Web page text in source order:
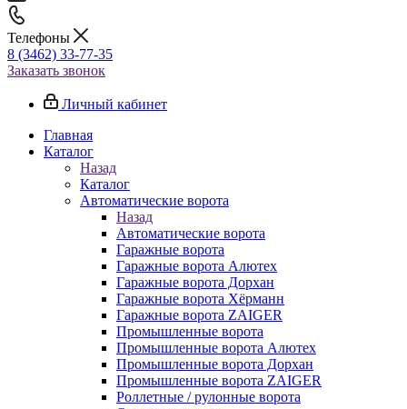
Телефоны
8 (3462) 33-77-35
Заказать звонок
Личный кабинет
Главная
Каталог
Назад
Каталог
Автоматические ворота
Назад
Автоматические ворота
Гаражные ворота
Гаражные ворота Алютех
Гаражные ворота Дорхан
Гаражные ворота Хёрманн
Гаражные ворота ZAIGER
Промышленные ворота
Промышленные ворота Алютех
Промышленные ворота Дорхан
Промышленные ворота ZAIGER
Роллетные / рулонные ворота